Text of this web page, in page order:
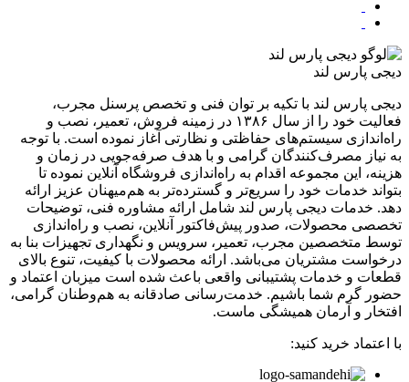
دیجی پارس لند
دیجی پارس لند با تکیه بر توان فنی و تخصص پرسنل مجرب،
فعالیت خود را از سال ۱۳۸۶ در زمینه فروش، تعمیر، نصب و
راه‌اندازی سیستم‌های حفاظتی و نظارتی آغاز نموده است. با توجه
به نیاز مصرف‌کنندگان گرامی و با هدف صرفه‌جویی در زمان و
هزینه، این مجموعه اقدام به راه‌اندازی فروشگاه آنلاین نموده تا
بتواند خدمات خود را سریع‌تر و گسترده‌تر به هم‌میهنان عزیز ارائه
دهد. خدمات دیجی پارس لند شامل ارائه مشاوره فنی، توضیحات
تخصصی محصولات، صدور پیش‌فاکتور آنلاین، نصب و راه‌اندازی
توسط متخصصین مجرب، تعمیر، سرویس و نگهداری تجهیزات بنا به
درخواست مشتریان می‌باشد. ارائه محصولات با کیفیت، تنوع بالای
قطعات و خدمات پشتیبانی واقعی باعث شده است میزبان اعتماد و
حضور گرم شما باشیم. خدمت‌رسانی صادقانه به هم‌وطنان گرامی،
افتخار و آرمان همیشگی ماست.
با اعتماد خرید کنید: